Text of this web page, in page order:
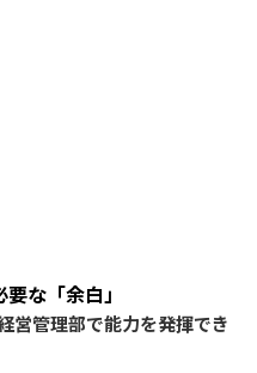
な「余白」
営管理部で能力を発揮でき